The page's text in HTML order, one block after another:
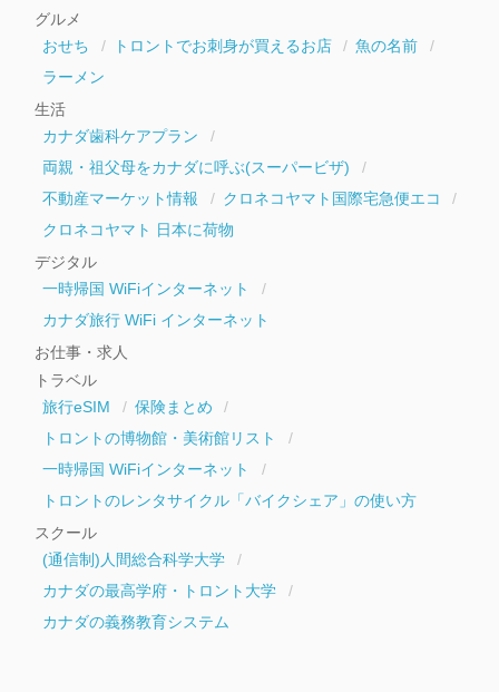
グルメ
おせち
トロントでお刺身が買えるお店
魚の名前
ラーメン
生活
カナダ歯科ケアプラン
両親・祖父母をカナダに呼ぶ(スーパービザ)
不動産マーケット情報
クロネコヤマト国際宅急便エコ
クロネコヤマト 日本に荷物
デジタル
一時帰国 WiFiインターネット
カナダ旅行 WiFi インターネット
お仕事・求人
トラベル
旅行eSIM
保険まとめ
トロントの博物館・美術館リスト
一時帰国 WiFiインターネット
トロントのレンタサイクル「バイクシェア」の使い方
スクール
(通信制)人間総合科学大学
カナダの最高学府・トロント大学
カナダの義務教育システム